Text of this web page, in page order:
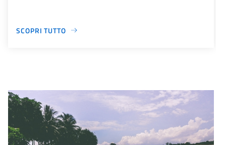
SCOPRI TUTTO